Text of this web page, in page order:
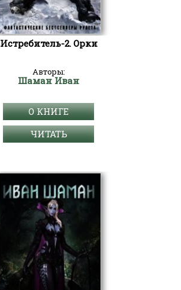
Истребитель-2. Орки
Авторы:
Шаман Иван
О КНИГЕ
ЧИТАТЬ